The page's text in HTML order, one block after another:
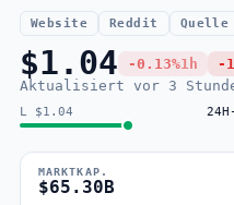
Website Reddit Quelle
$1.04 -0.13%1h -
Aktualisiert vor 3
L $1.04
MARKTKAP.
$65.30B